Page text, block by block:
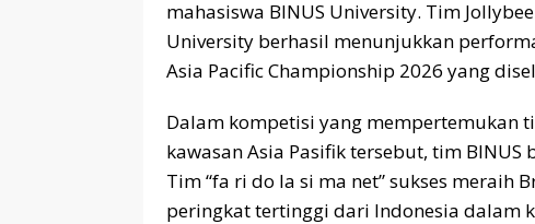
mahasiswa BINUS University. Tim
University berhasil menunjukkan
Asia Pacific Championship 2026 yang
Dalam kompetisi yang mempertemukan
kawasan Asia Pasifik tersebut, tim
Tim “fa ri do la si ma net” sukses meraih
peringkat tertinggi dari Indonesia dalam